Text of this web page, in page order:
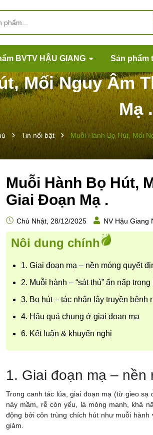
BVTV HẬU GIANG Sản phẩm
Mối Nguy Âm
Mạ .
Tin nổi bật Muỗi Hành Bọ Hút, Mối
Muỗi Hành Bọ Hút,
Giai Đoạn Mạ .
Chủ Nhật, 28/12/2025 NV Hậu Giang
Nôi dung chính
1. Giai đoạn mạ – nền móng quyết
2. Muỗi hành – “sát thủ” ẩn nấp trong
3. Bọ hút – tác nhân lây truyền bệnh
4. Hậu quả chung ở giai đoạn mạ
6. Kết luận & khuyến nghị
1. Giai đoạn mạ –
Trong canh tác lúa, giai đoạn mạ (từ gieo
nảy mầm, rễ còn yếu, lá mỏng manh, khả
động bởi côn trùng chích hút như muỗi
giảm.